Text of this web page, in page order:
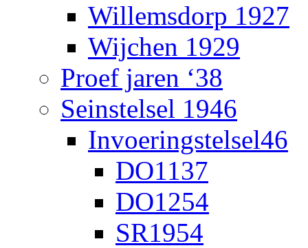
Willemsdorp 1927
Wijchen 1929
Proef jaren ‘38
Seinstelsel 1946
Invoeringstelsel46
DO1137
DO1254
SR1954